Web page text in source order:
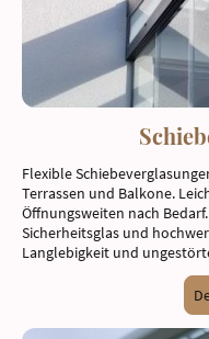
Flexible
Terrassen und Balkone.
Öffnungsweiten nach
Sicherheitsglas und
Langlebigkeit und